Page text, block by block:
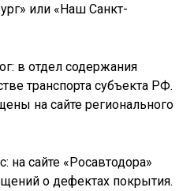
или «Наш Санкт-
в отдел содержания
транспорта субъекта РФ.
на сайте регионального
на сайте «Росавтодора»
о дефектах покрытия.